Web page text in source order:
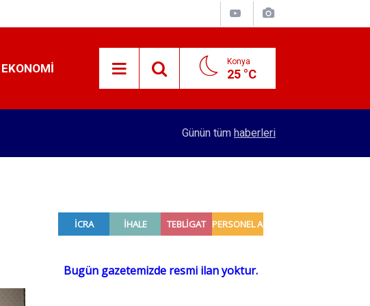
EKONOMI Konya
25 °C
Konyalı patron 70 bin TL maaşla personel
Günün tüm haberleri